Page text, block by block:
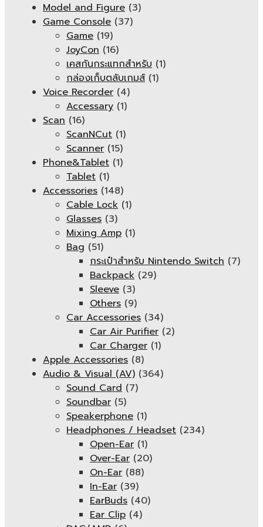
Model and Figure (3)
Game Console (37)
Game (19)
JoyCon (16)
เคสกันกระแทกสำหรับ (1)
กล่องเก็บตลับเกมส์ (1)
Voice Recorder (4)
Accessary (1)
Scan (16)
ScanNCut (1)
Scanner (15)
Phone&Tablet (1)
Tablet (1)
Accessories (148)
Cable Lock (1)
Glasses (3)
Mixing Amp (1)
Bag (51)
กระเป๋าสำหรับ Nintendo Switch (7)
Backpack (29)
Sleeve (3)
Others (9)
Car Accessories (34)
Car Air Purifier (2)
Car Charger (1)
Apple Accessories (8)
Audio & Visual (AV) (364)
Sound Card (7)
Soundbar (5)
Speakerphone (1)
Headphones / Headset (234)
Open-Ear (1)
Over-Ear (20)
On-Ear (88)
In-Ear (39)
EarBuds (40)
Ear Clip (4)